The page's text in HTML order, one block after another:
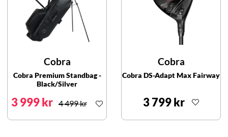
Cobra
Cobra Premium Standbag -
Black/Silver
3 999 kr 4 499 kr
Cobra
Cobra DS-Adapt Max Fairway
3 799 kr